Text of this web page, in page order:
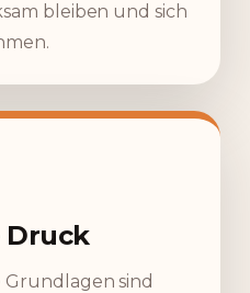
bleiben und sich
Druck
sind